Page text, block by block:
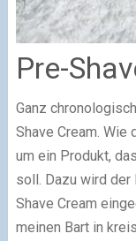
Pre-
Ganz
Shave Cream. Wie
um ein Produkt,
soll. Dazu wird der
Shave Cream
meinen Bart in